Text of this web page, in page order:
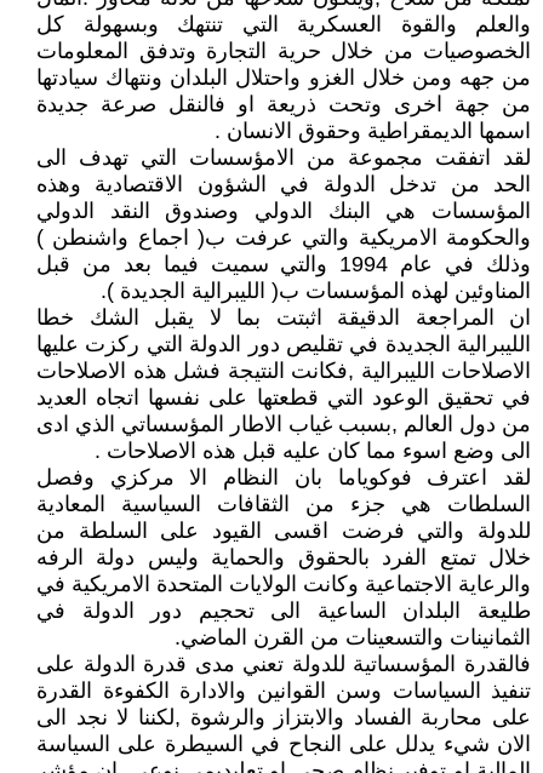
والعلم والقوة العسكرية التي تنتهك وبسهولة كل
الخصوصيات من خلال حرية التجارة وتدفق المعلومات
من جهه ومن خلال الغزو واحتلال البلدان ونتهاك سيادتها
من جهة اخرى وتحت ذريعة او فالنقل صرعة جديدة
اسمها الديمقراطية وحقوق الانسان .
لقد اتفقت مجموعة من الامؤسسات التي تهدف الى
الحد من تدخل الدولة في الشؤون الاقتصادية وهذه
المؤسسات هي البنك الدولي وصندوق النقد الدولي
والحكومة الامريكية والتي عرفت ب( اجماع واشنطن )
وذلك في عام 1994 والتي سميت فيما بعد من قبل
المناوئين لهذه المؤسسات ب( الليبرالية الجديدة ).
ان المراجعة الدقيقة اثبتت بما لا يقبل الشك خطا
الليبرالية الجديدة في تقليص دور الدولة التي ركزت عليها
الاصلاحات الليبرالية ,فكانت النتيجة فشل هذه الاصلاحات
في تحقيق الوعود التي قطعتها على نفسها اتجاه العديد
من دول العالم ,بسبب غياب الاطار المؤسساتي الذي ادى
الى وضع اسوء مما كان عليه قبل هذه الاصلاحات .
لقد اعترف فوكوياما بان النظام الا مركزي وفصل
السلطات هي جزء من الثقافات السياسية المعادية
للدولة والتي فرضت اقسى القيود على السلطة من
خلال تمتع الفرد بالحقوق والحماية وليس دولة الرفه
والرعاية الاجتماعية وكانت الولايات المتحدة الامريكية في
طليعة البلدان الساعية الى تحجيم دور الدولة في
الثمانينات والتسعينات من القرن الماضي.
فالقدرة المؤسساتية للدولة تعني مدى قدرة الدولة على
تنفيذ السياسات وسن القوانين والادارة الكفوءة القدرة
على محاربة الفساد والابتزاز والرشوة ,لكننا لا نجد الى
الان شيء يدلل على النجاح في السيطرة على السياسة